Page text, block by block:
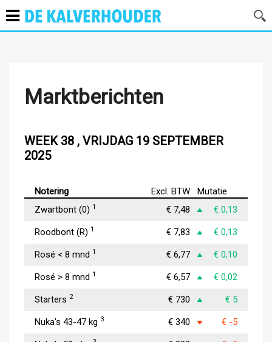
Marktberichten
WEEK 38 , VRIJDAG 19 SEPTEMBER
2025
Notering Excl. BTW
Mutatie
Zwartbont (0) 1 € 7,48 € 0,13
Roodbont (R) 1 € 7,83 € 0,13
Rosé < 8 mnd 1 € 6,77 € 0,10
Rosé > 8 mnd 1 € 6,57 € 0,02
Starters 2 € 730 € 5
Nuka's 43-47 kg 3 € 340 € -5